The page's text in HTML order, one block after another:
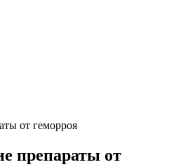
от геморроя
препараты от